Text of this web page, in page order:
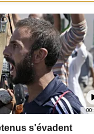
s'évadent